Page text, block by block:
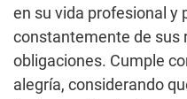
en su vida profesional y
constantemente de sus
obligaciones. Cumple
alegría, considerando